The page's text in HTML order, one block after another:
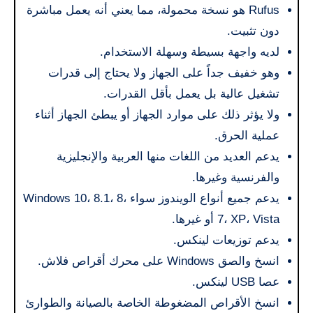
Rufus هو نسخة محمولة، مما يعني أنه يعمل مباشرة
دون تثبيت.
لديه واجهة بسيطة وسهلة الاستخدام.
وهو خفيف جداً على الجهاز ولا يحتاج إلى قدرات
تشغيل عالية بل يعمل بأقل القدرات.
ولا يؤثر ذلك على موارد الجهاز أو يبطئ الجهاز أثناء
عملية الحرق.
يدعم العديد من اللغات منها العربية والإنجليزية
والفرنسية وغيرها.
يدعم جميع أنواع الويندوز سواء Windows 10، 8.1، 8،
7، XP، Vista أو غيرها.
يدعم توزيعات لينكس.
انسخ والصق Windows على محرك أقراص فلاش.
عصا USB لينكس.
انسخ الأقراص المضغوطة الخاصة بالصيانة والطوارئ